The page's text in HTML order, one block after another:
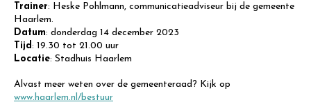
Trainer: Heske Pohlmann, communicatieadviseur bij de gemeente
Haarlem.
Datum: donderdag 14 december 2023
Tijd: 19.30 tot 21.00 uur
Locatie: Stadhuis Haarlem
Alvast meer weten over de gemeenteraad? Kijk op
www.haarlem.nl/bestuur